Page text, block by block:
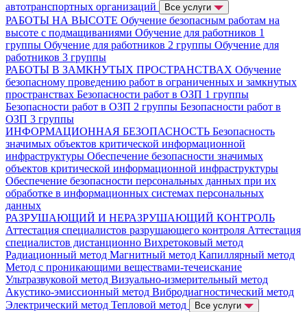
автотранспортных организаций
Все услуги
РАБОТЫ НА ВЫСОТЕ Обучение безопасным работам на
высоте с подмащиваниями Обучение для работников 1
группы Обучение для работников 2 группы Обучение для
работников 3 группы
РАБОТЫ В ЗАМКНУТЫХ ПРОСТРАНСТВАХ Обучение
безопасному проведению работ в ограниченных и замкнутых
пространствах Безопасности работ в ОЗП 1 группы
Безопасности работ в ОЗП 2 группы Безопасности работ в
ОЗП 3 группы
ИНФОРМАЦИОННАЯ БЕЗОПАСНОСТЬ Безопасность
значимых объектов критической информационной
инфраструктуры Обеспечение безопасности значимых
объектов критической информационной инфраструктуры
Обеспечение безопасности персональных данных при их
обработке в информационных системах персональных
данных
РАЗРУШАЮЩИЙ И НЕРАЗРУШАЮЩИЙ КОНТРОЛЬ
Аттестация специалистов разрушающего контроля Аттестация
специалистов дистанционно Вихретоковый метод
Радиационный метод Магнитный метод Капиллярный метод
Метод с проникающими веществами-течеискание
Ультразвуковой метод Визуально-измерительный метод
Акустико-эмиссионный метод Вибродиагностический метод
Электрический метод Тепловой метод Все услуги